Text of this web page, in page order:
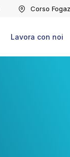
Corso
Lavora con noi